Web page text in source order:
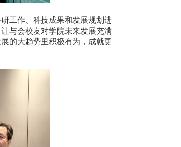
工作、科技成果和发展规划进
与会校友对学院未来发展充满
的大趋势里积极有为，成就更